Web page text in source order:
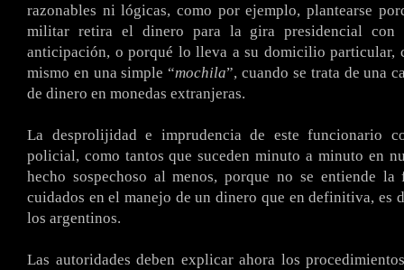
razonables ni lógicas, como por ejemplo, plantearse
militar retira el dinero para la gira presidencial con
anticipación, o porqué lo lleva a su domicilio particular,
mismo en una simple “mochila”, cuando se trata de una
de dinero en monedas extranjeras.
La desprolijidad e imprudencia de este funcionario
policial, como tantos que suceden minuto a minuto en
hecho sospechoso al menos, porque no se entiende la
cuidados en el manejo de un dinero que en definitiva, es
los argentinos.
Las autoridades deben explicar ahora los